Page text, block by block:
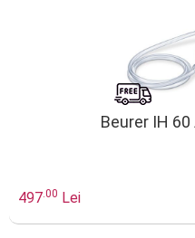
Beurer IH
497.00 Lei